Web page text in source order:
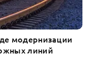
модернизации
линий